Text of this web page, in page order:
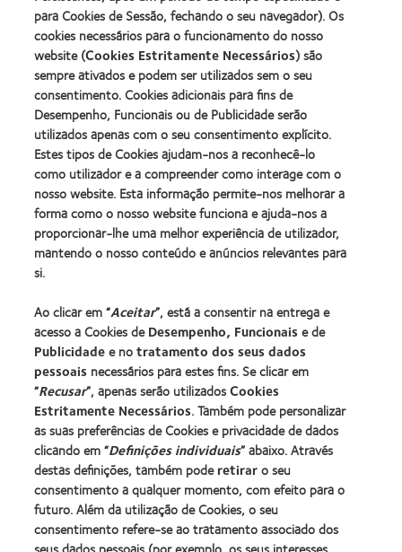
(2011) Manufacturing
Leadership
100
(ML
100)
Award
(2012)
Learn
more
about
2012
REBRAND
100®
Global
Award
(2012)
Learn
more
about
Prémio
da
Industria
da
BCLA
Os nossos produtos
Tecnologia de lentes de contacto
Encontre as suas lentes
Procurar um centro
Lentes de contacto e a visão
Novo utilizador
Utilizador experiente
Blog
Sobre a CooperVision
Carreiras na CooperVision
Centro de Notícias
para Cookies de Sessão, fechando o seu navegador). Os
cookies necessários para o funcionamento do nosso
website (Cookies Estritamente Necessários) são
sempre ativados e podem ser utilizados sem o seu
consentimento. Cookies adicionais para fins de
Desempenho, Funcionais ou de Publicidade serão
utilizados apenas com o seu consentimento explícito.
Estes tipos de Cookies ajudam-nos a reconhecê-lo
como utilizador e a compreender como interage com o
nosso website. Esta informação permite-nos melhorar a
forma como o nosso website funciona e ajuda-nos a
proporcionar-lhe uma melhor experiência de utilizador,
mantendo o nosso conteúdo e anúncios relevantes para
si.
Ao clicar em “Aceitar”, está a consentir na entrega e
acesso a Cookies deDesempenho, Funcionaise de
Publicidadee notratamento dos seus dados
pessoais necessários para estes fins. Se clicar em
“Recusar”, apenas serão utilizadosCookies
Estritamente Necessários. Também pode personalizar
as suas preferências de Cookies e privacidade de dados
clicando em “Definições individuais” abaixo. Através
destas definições, também poderetiraro seu
consentimento a qualquer momento, com efeito para o
futuro. Além da utilização de Cookies, o seu
consentimento refere-se ao tratamento associado dos